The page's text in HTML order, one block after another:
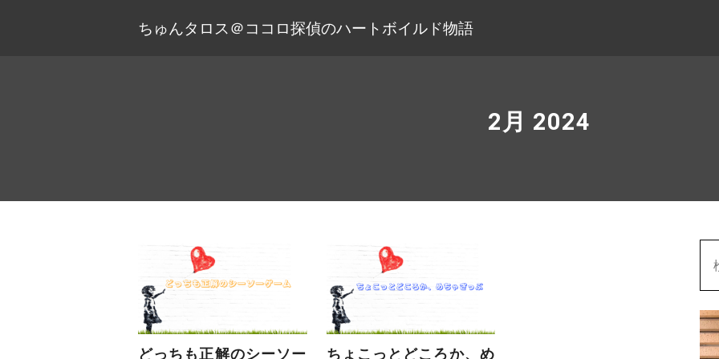
ちゅんタロス＠ココロ探偵のハートボイルド物語
2月 2024
どっちも正解のシーソー ちょこっとどころか、め